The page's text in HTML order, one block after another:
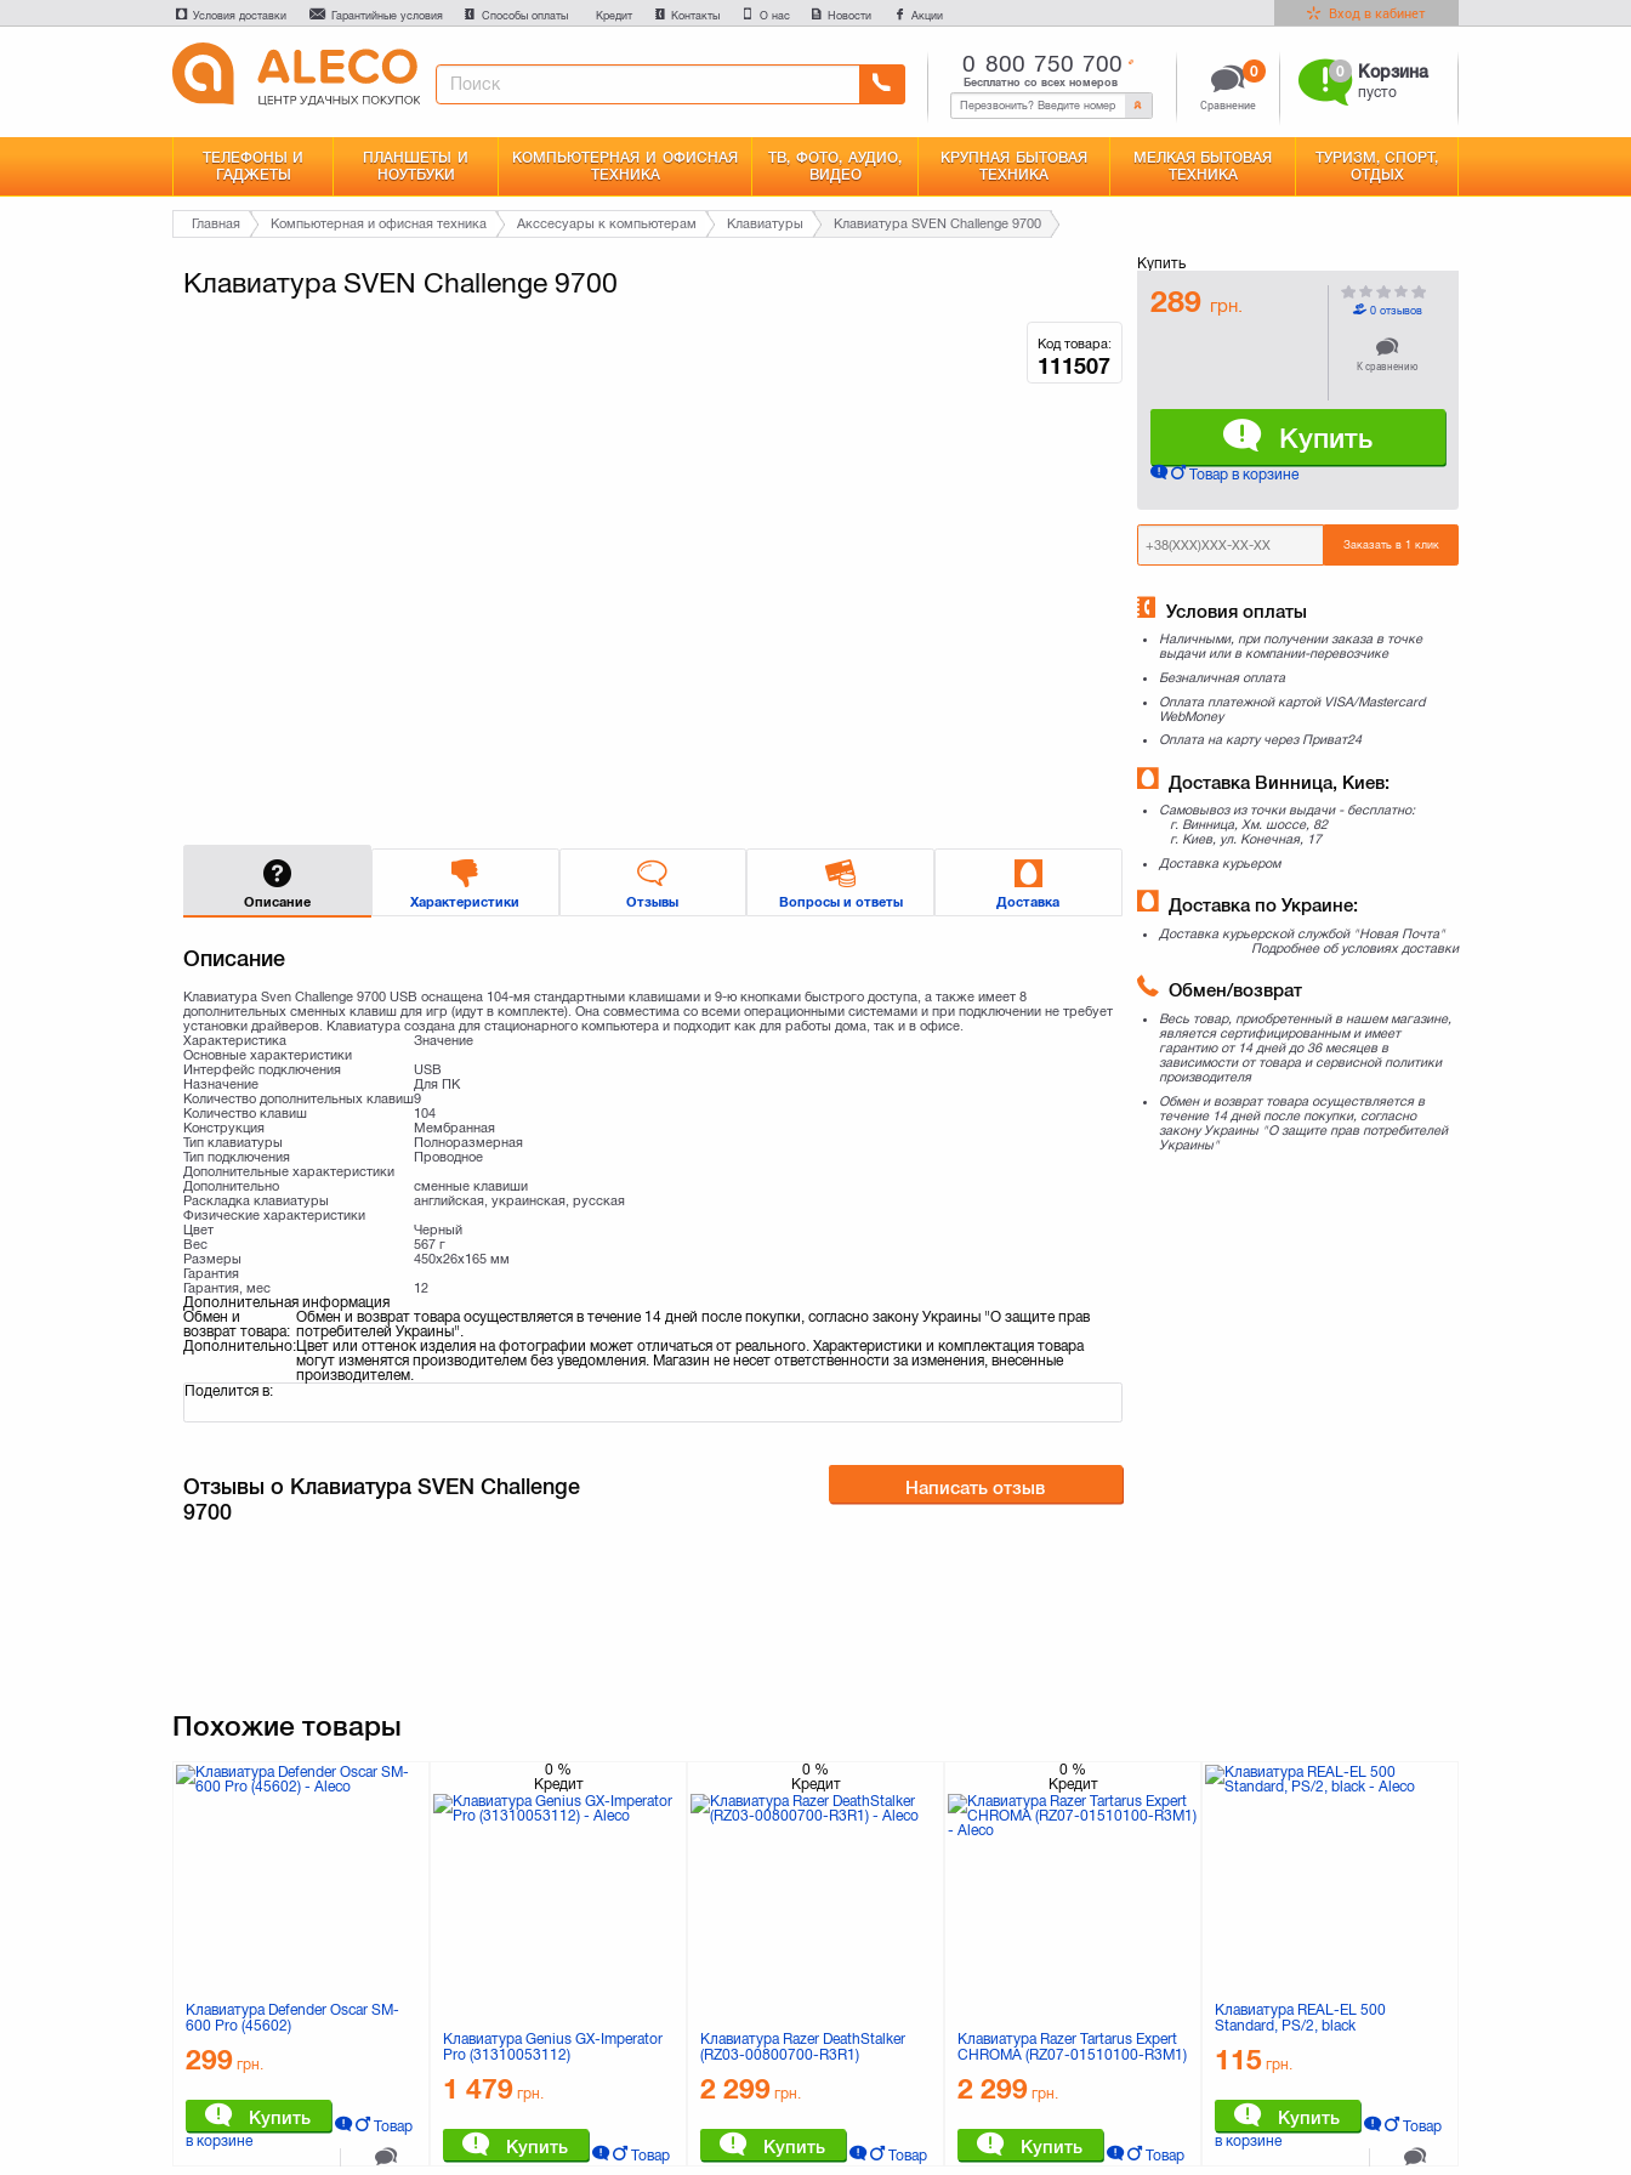
Условия доставки Гарантийные условия Способы оплаты Кредит Контакты О нас Новости Акции Вход в кабинет
0 800 750 700
Бесплатно со всех номеров
Сравнение
0 0 Корзина
пусто
ТЕЛЕФОНЫ И
ГАДЖЕТЫ
ПЛАНШЕТЫ И
НОУТБУКИ
КОМПЬЮТЕРНАЯ И ОФИСНАЯ
ТЕХНИКА
ТВ, ФОТО, АУДИО,
ВИДЕО
КРУПНАЯ БЫТОВАЯ
ТЕХНИКА
МЕЛКАЯ БЫТОВАЯ
ТЕХНИКА
ТУРИЗМ, СПОРТ,
ОТДЫХ
Главная Компьютерная и офисная техника Акссесуары к компьютерам Клавиатуры Клавиатура SVEN Challenge 9700
Купить
Клавиатура SVEN Challenge 9700
Код товара:
111507
Описание Характеристики Отзывы Вопросы и ответы Доставка
Описание
Клавиатура Sven Challenge 9700 USB оснащена 104-мя стандартными клавишами и 9-ю кнопками быстрого доступа, а также имеет 8
дополнительных сменных клавиш для игр (идут в комплекте). Она совместима со всеми операционными системами и при подключении не требует
установки драйверов. Клавиатура создана для стационарного компьютера и подходит как для работы дома, так и в офисе.
Характеристика
Значение
Основные характеристики
Интерфейс подключения
USB
Назначение
Для ПК
Количество дополнительных клавиш9
Количество клавиш
104
Конструкция
Мембранная
Тип клавиатуры
Полноразмерная
Тип подключения
Проводное
Дополнительные характеристики
Дополнительно
сменные клавиши
Раскладка клавиатуры
английская, украинская, русская
Физические характеристики
Цвет
Черный
Вес
567 г
Размеры
450х26х165 мм
Гарантия
Гарантия, мес
12
Дополнительная информация
Обмен и
возврат товара:
Обмен и возврат товара осуществляется в течение 14 дней после покупки, согласно закону Украины "О защите прав
потребителей Украины".
Дополнительно:Цвет или оттенок изделия на фотографии может отличаться от реального. Характеристики и комплектация товара
могут изменятся производителем без уведомления. Магазин не несет ответственности за изменения, внесенные
производителем.
Поделится в:
Отзывы о Клавиатура SVEN Challenge
9700
Написать отзыв
289 грн. 0 отзывов
К сравнению
Купить
Товар в корзине
Заказать в 1 клик
Условия оплаты
Наличными, при получении заказа в точке
выдачи или в компании-перевозчике
Безналичная оплата
Оплата платежной картой VISA/Mastercard
WebMoney
Оплата на карту через Приват24
Доставка Винница, Киев:
Самовывоз из точки выдачи - бесплатно:
г. Винница, Хм. шоссе, 82
г. Киев, ул. Конечная, 17
Доставка курьером
Доставка по Украине:
Доставка курьерской службой "Новая Почта"
Подробнее об условиях доставки
Обмен/возврат
Весь товар, приобретенный в нашем магазине,
является сертифицированным и имеет
гарантию от 14 дней до 36 месяцев в
зависимости от товара и сервисной политики
производителя
Обмен и возврат товара осуществляется в
течение 14 дней после покупки, согласно
закону Украины "О защите прав потребителей
Украины"
Похожие товары
Клавиатура Defender Oscar SM-
600 Pro (45602)
299 грн.
Купить
Товар
в корзине
0 %
Кредит
Клавиатура Genius GX-Imperator
Pro (31310053112)
1 479 грн.
Купить
Товар
0 %
Кредит
Клавиатура Razer DeathStalker
(RZ03-00800700-R3R1)
2 299 грн.
Купить
Товар
0 %
Кредит
Клавиатура Razer Tartarus Expert
CHROMA (RZ07-01510100-R3M1)
2 299 грн.
Купить
Товар
Клавиатура REAL-EL 500
Standard, PS/2, black
115 грн.
Купить
Товар
в корзине